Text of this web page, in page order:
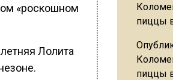
«роскошном
Лолита
пиццы